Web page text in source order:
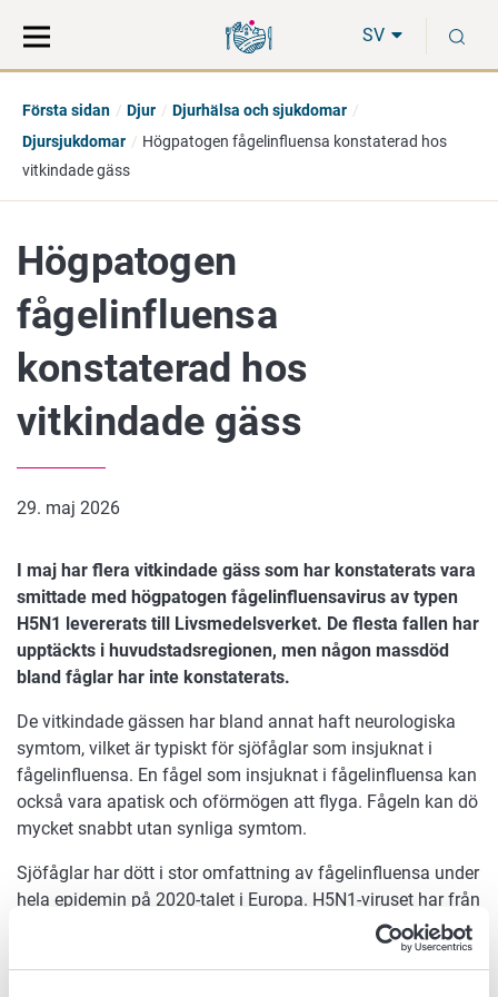
direkt
till
på
hela
SV
Första sidan Djur
Djurhälsa och sjukdomar
Djursjukdomar
Högpatogen fågelinfluensa konstaterad hos
vitkindade gäss
Högpatogen
fågelinfluensa
konstaterad hos
vitkindade gäss
29. maj 2026
I maj har flera vitkindade gäss som har konstaterats vara
smittade med högpatogen fågelinfluensavirus av typen
H5N1 levererats till Livsmedelsverket. De flesta fallen har
upptäckts i huvudstadsregionen, men någon massdöd
bland fåglar har inte konstaterats.
De vitkindade gässen har bland annat haft neurologiska
symtom, vilket är typiskt för sjöfåglar som insjuknat i
fågelinfluensa. En fågel som insjuknat i fågelinfluensa kan
också vara apatisk och oförmögen att flyga. Fågeln kan dö
mycket snabbt utan synliga symtom.
Sjöfåglar har dött i stor omfattning av fågelinfluensa under
hela epidemin på 2020-talet i Europa. H5N1-viruset har från
och med hösten 2025 orsakat betydande dödlighet bland
vilda fåglar. På olika håll i Europa har fågelinfluensan